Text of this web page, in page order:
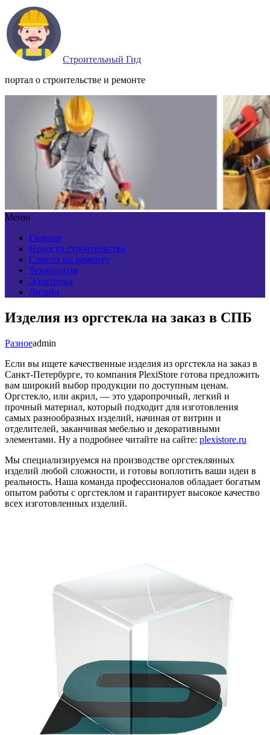
Строительный Гид
портал о строительстве и ремонте
Меню
Главная
Новости строительства
Советы по ремонту
Технологии
Электрика
Дизайн
Изделия из оргстекла на заказ в СПБ
Разноеadmin
Если вы ищете качественные изделия из оргстекла на заказ в
Санкт-Петербурге, то компания PlexiStore готова предложить
вам широкий выбор продукции по доступным ценам.
Оргстекло, или акрил, — это ударопрочный, легкий и
прочный материал, который подходит для изготовления
самых разнообразных изделий, начиная от витрин и
отделителей, заканчивая мебелью и декоративными
элементами. Ну а подробнее читайте на сайте: plexistore.ru
Мы специализируемся на производстве оргстеклянных
изделий любой сложности, и готовы воплотить ваши идеи в
реальность. Наша команда профессионалов обладает богатым
опытом работы с оргстеклом и гарантирует высокое качество
всех изготовленных изделий.